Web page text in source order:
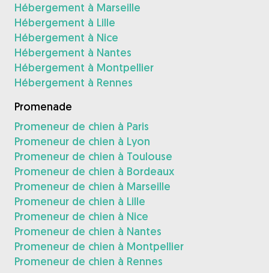
Hébergement à Marseille
Hébergement à Lille
Hébergement à Nice
Hébergement à Nantes
Hébergement à Montpellier
Hébergement à Rennes
Promenade
Promeneur de chien à Paris
Promeneur de chien à Lyon
Promeneur de chien à Toulouse
Promeneur de chien à Bordeaux
Promeneur de chien à Marseille
Promeneur de chien à Lille
Promeneur de chien à Nice
Promeneur de chien à Nantes
Promeneur de chien à Montpellier
Promeneur de chien à Rennes